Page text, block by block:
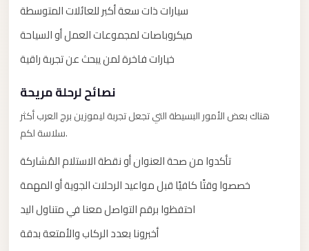
سيارات ذات سعة أكبر للعائلات المتوسطة
ميكروباصات لمجموعات العمل أو السياحة
خيارات فاخرة لمن يبحث عن تجربة راقية
نصائح لرحلة مريحة
هناك بعض الأمور البسيطة التي تجعل تجربة ليموزين برج العرب أكثر
سلاسة لكم.
تأكدوا من صحة العنوان أو نقطة الاستلام المُشاركة
خصصوا وقتًا كافيًا قبل مواعيد الرحلات الجوية أو المهمة
احتفظوا برقم التواصل معنا في متناول اليد
أخبرونا بعدد الركاب والأمتعة بدقة
Sheikh
Limousine
Service
Sheikh
Limousine
Saint
Catherine
Transfer
Mountain
Trip